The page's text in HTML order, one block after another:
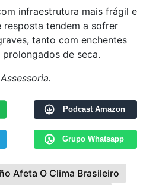
infraestrutura mais frágil e
resposta tendem a sofrer
tanto com enchentes
de seca.
Podcast Amazon
Grupo Whatsapp
Afeta O Clima Brasileiro